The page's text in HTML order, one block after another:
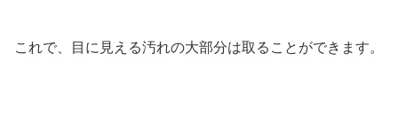
これで、目に見える汚れの大部分は取ることができます。